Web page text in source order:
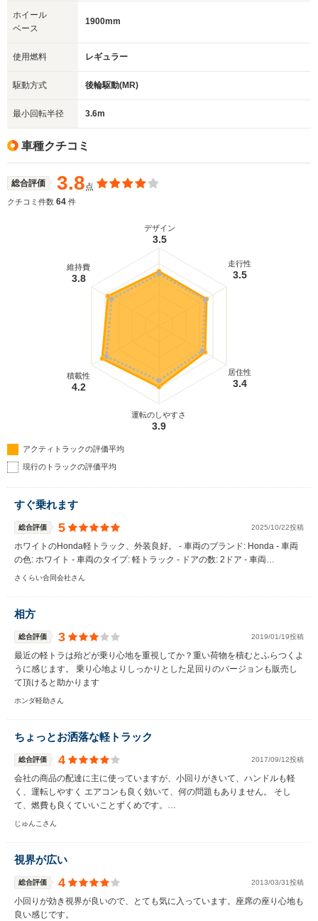
ホイール
ベース
1900mm
使用燃料 レギュラー
駆動方式 後輪駆動(MR)
最小回転半径 3.6m
車種クチコミ
総合評価 3.8点
クチコミ件数 64 件
デザイン
3.5
走行性
3.5
居住性
3.4
運転のしやすさ
3.9
積載性
4.2
維持費
3.8
アクティトラックの評価平均
現行のトラックの評価平均
すぐ乗れます
総合評価 5 2025/10/22投稿
ホワイトのHonda軽トラック、外装良好。 - 車両のブランド: Honda - 車両
の色: ホワイト - 車両のタイプ: 軽トラック - ドアの数: 2ドア - 車両…
さくらい合同会社さん
相方
総合評価 3 2019/01/19投稿
最近の軽トラは殆どが乗り心地を重視してか？重い荷物を積むとふらつくよ
うに感じます。 乗り心地よりしっかりとした足回りのバージョンも販売し
て頂けると助かります
ホンダ軽助さん
ちょっとお洒落な軽トラック
総合評価 4 2017/09/12投稿
会社の商品の配達に主に使っていますが、小回りがきいて、ハンドルも軽
く、運転しやすく エアコンも良く効いて、何の問題もありません。 そし
て、燃費も良くていいことずくめです。…
じゅんこさん
視界が広い
総合評価 4 2013/03/31投稿
小回りが効き視界が良いので、とても気に入っています。座席の座り心地も
良い感じです。